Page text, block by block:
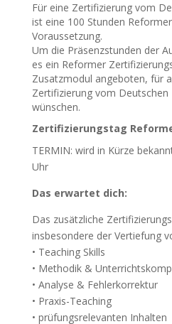
Für eine Zertifizierung vom
ist eine 100 Stunden
Voraussetzung.
Um die Präsenzstunden der
es ein Reformer
Zusatzmodul angeboten, für
Zertifizierung vom Deutschen
wünschen.
Zertifizierungstag
TERMIN: wird in Kürze
Uhr
Das erwartet dich:
Das zusätzliche
insbesondere der Vertiefung
• Teaching Skills
• Methodik &
• Analyse & Fehlerkorrektur
• Praxis-Teaching
• prüfungsrelevanten Inhalten